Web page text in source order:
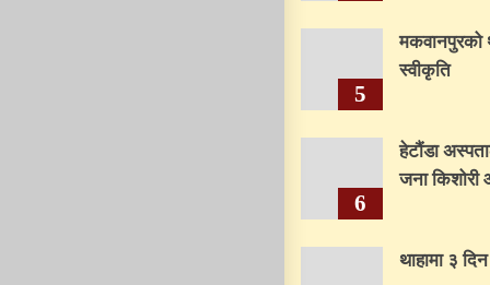
5
मकवानपुरको
स्वीकृति
6
हेटौंडा
जना किशोरी
थाहामा ३